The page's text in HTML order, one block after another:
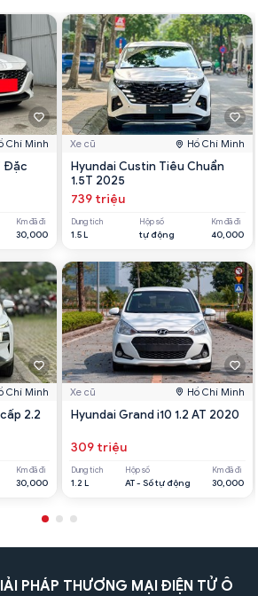
Chí Minh
Đặc
Km đã đi
30,000
Chí Minh
2.2
Km đã đi
30,000
Xe cũ Hồ Chí Minh
Hyundai Custin Tiêu Chuẩn
1.5T 2025
739 triệu
Dung tích
1.5 L
Hộp số
tự động
Km đã đi
40,000
Xe cũ Hồ Chí Minh
Hyundai Grand i10 1.2 AT 2020
309 triệu
Dung tích
1.2 L
Hộp số
AT - Số tự động
Km đã đi
30,000
PHÁP THƯƠNG MẠI ĐIỆN TỬ Ô